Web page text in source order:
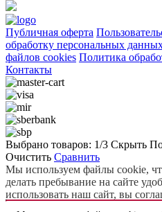
Публичная оферта
обработку персональных
файлов cookies Политика
Контакты
Выбрано товаров: 1/3 Скрыть
Очистить Сравнить
Мы используем файлы cookie,
делать пребывание на сайте
использовать наш сайт, вы